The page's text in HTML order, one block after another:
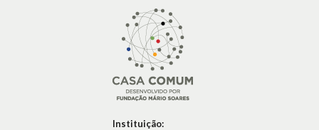
Instituição: